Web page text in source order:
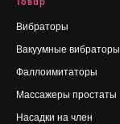
Вибраторы
Вакуумные вибраторы
Фаллоимитаторы
Массажеры простаты
Насадки на член